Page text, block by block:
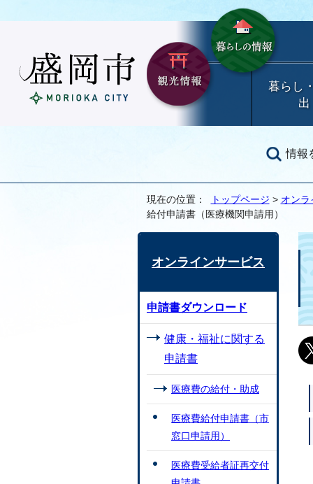
暮らし
出
情報
現在の位置： トップページ > オンラ
給付申請書（医療機関申請用）
オンラインサービス
申請書ダウンロード
健康・福祉に関する
申請書
医療費の給付・助成
医療費給付申請書（市
窓口申請用）
医療費受給者証再交付